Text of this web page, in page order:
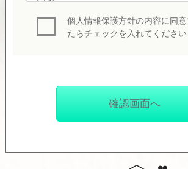
tt.jp
個人情報保護方針の内容に同意
たらチェックを入れてください